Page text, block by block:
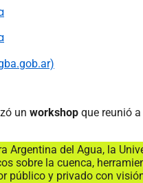
un workshop que reunió
Argentina del Agua, la
sobre la cuenca,
público y privado con